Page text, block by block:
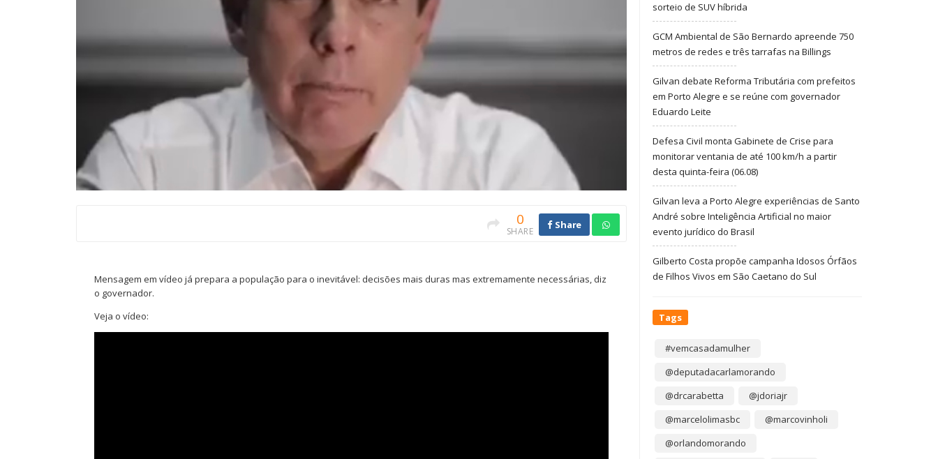
0
SHARE
Share
Mensagem em vídeo já prepara a população para o inevitável: decisões mais duras mas extremamente necessárias, diz
o governador.
Veja o vídeo:
sorteio de SUV híbrida
GCM Ambiental de São Bernardo apreende 750
metros de redes e três tarrafas na Billings
Gilvan debate Reforma Tributária com prefeitos
em Porto Alegre e se reúne com governador
Eduardo Leite
Defesa Civil monta Gabinete de Crise para
monitorar ventania de até 100 km/h a partir
desta quinta-feira (06.08)
Gilvan leva a Porto Alegre experiências de Santo
André sobre Inteligência Artificial no maior
evento jurídico do Brasil
Gilberto Costa propõe campanha Idosos Órfãos
de Filhos Vivos em São Caetano do Sul
Tags
#vemcasadamulher
@deputadacarlamorando
@drcarabetta
@jdoriajr
@marcelolimasbc
@marcovinholi
@orlandomorando